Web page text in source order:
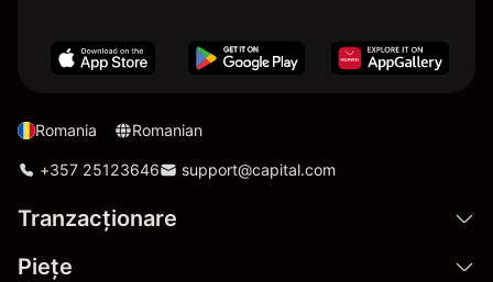
Romania Romanian
+357 25123646 support@capital.com
Tranzacționare
Pieţe